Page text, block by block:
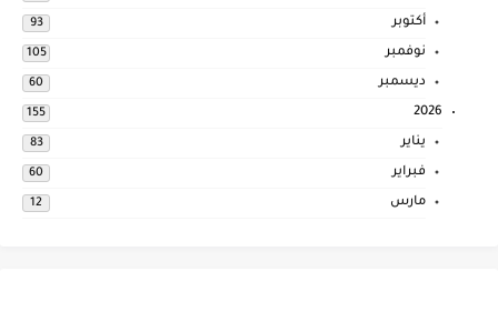
أكتوبر 93
نوفمبر 105
ديسمبر 60
2026
155
يناير 83
فبراير 60
مارس 12